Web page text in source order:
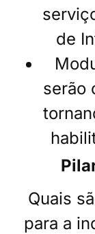
de
serão
Quais
para a